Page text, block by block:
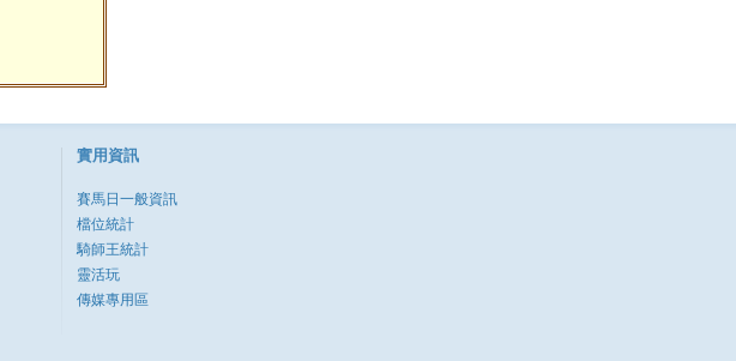
實用資訊
賽馬日一般資訊
檔位統計
騎師王統計
靈活玩
傳媒專用區